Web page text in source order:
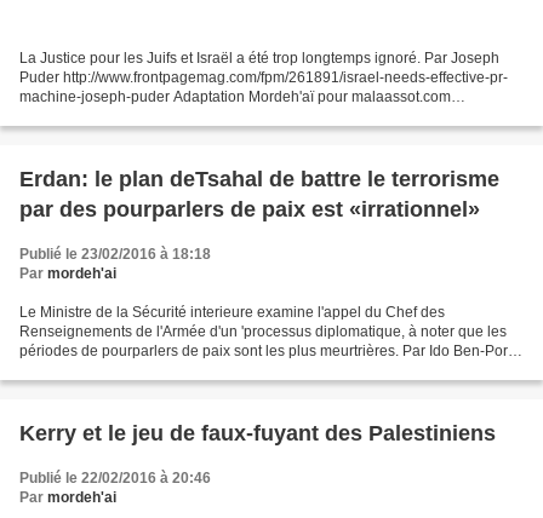
La Justice pour les Juifs et Israël a été trop longtemps ignoré. Par Joseph
Puder http://www.frontpagemag.com/fpm/261891/israel-needs-effective-pr-
machine-joseph-puder Adaptation Mordeh'aï pour malaassot.com
Erdan: le plan deTsahal de battre le terrorisme
par des pourparlers de paix est «irrationnel»
Publié le 23/02/2016 à 18:18
Par mordeh'ai
Le Ministre de la Sécurité interieure examine l'appel du Chef des
Renseignements de l'Armée d'un 'processus diplomatique, à noter que les
périodes de pourparlers de paix sont les plus meurtrières. Par Ido Ben-Porat
e...
Kerry et le jeu de faux-fuyant des Palestiniens
Publié le 22/02/2016 à 20:46
Par mordeh'ai